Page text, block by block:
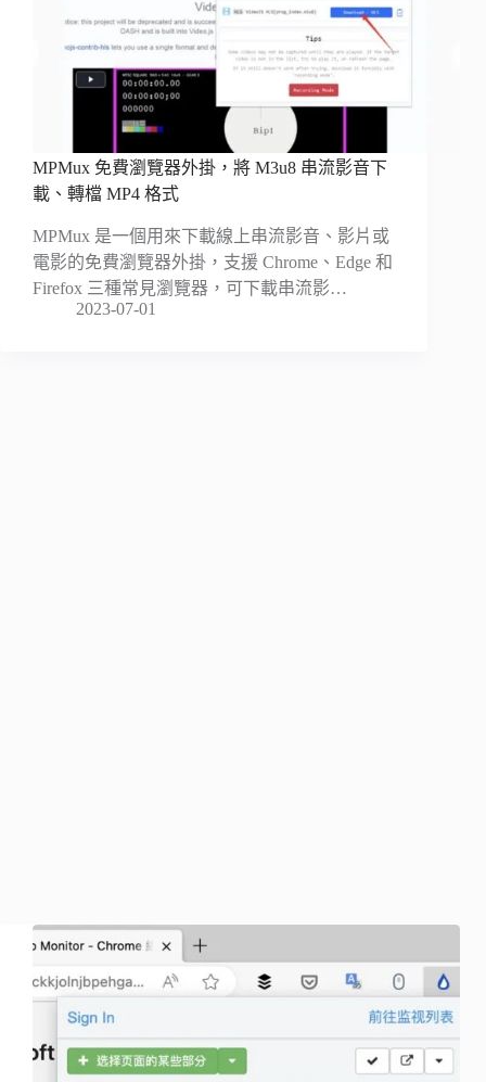
MPMux 免費瀏覽器外掛，將 M3u8 串流影音下
載、轉檔 MP4 格式
MPMux 是一個用來下載線上串流影音、影片或
電影的免費瀏覽器外掛，支援 Chrome、Edge 和
Firefox 三種常見瀏覽器，可下載串流影…
2023-07-01